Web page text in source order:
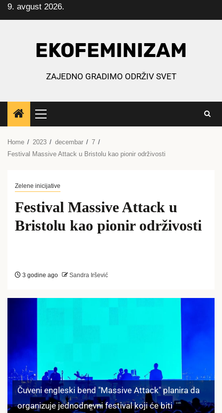
Skip
to
9. avgust 2026.
EKOFEMINIZAM
ZAJEDNO GRADIMO ODRŽIV SVET
Primary
Menu
Home 2023 decembar
7
Festival Massive Attack u Bristolu kao pionir održivosti
Zelene inicijative
Festival Massive Attack u
Bristolu kao pionir održivosti
3 godine ago Sandra Iršević
Čuveni engleski bend "Massive Attack" planira da
organizuje jednodnevni festival koji će biti